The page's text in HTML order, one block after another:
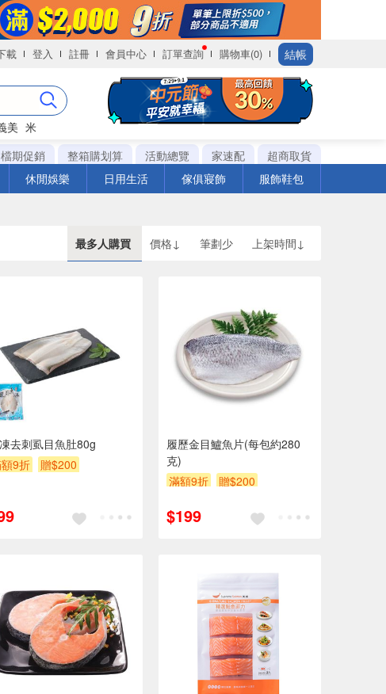
載 登入 註冊 會員中心 訂單查詢 購物車(0) 結帳
美 米
檔期促銷 整箱購划算 活動總覽 家速配
超商取貨
休閒娛樂 日用生活 傢俱寢飾 服飾鞋包
最多人購買 價格↓ 筆劃少 上架時間↓
去刺虱目魚肚80g
9折
贈$200
履歷金目鱸魚片(每包約280
克)
滿額9折
贈$200
$199